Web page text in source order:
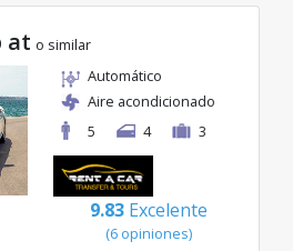
at o similar
Automático
Aire acondicionado
5
4 3
9.83 Excelente
(6 opiniones)